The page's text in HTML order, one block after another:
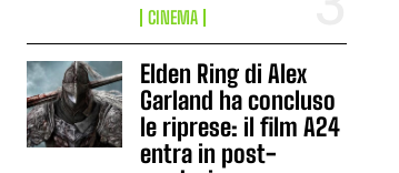
CINEMA
Elden Ring di Alex
Garland ha concluso
le riprese: il film A24
entra in post-